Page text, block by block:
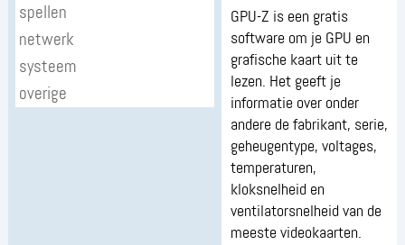
spellen
netwerk
systeem
overige
GPU-Z is een gratis
software om je GPU en
grafische kaart uit te
lezen. Het geeft je
informatie over onder
andere de fabrikant, serie,
geheugentype, voltages,
temperaturen,
kloksnelheid en
ventilatorsnelheid van de
meeste videokaarten.